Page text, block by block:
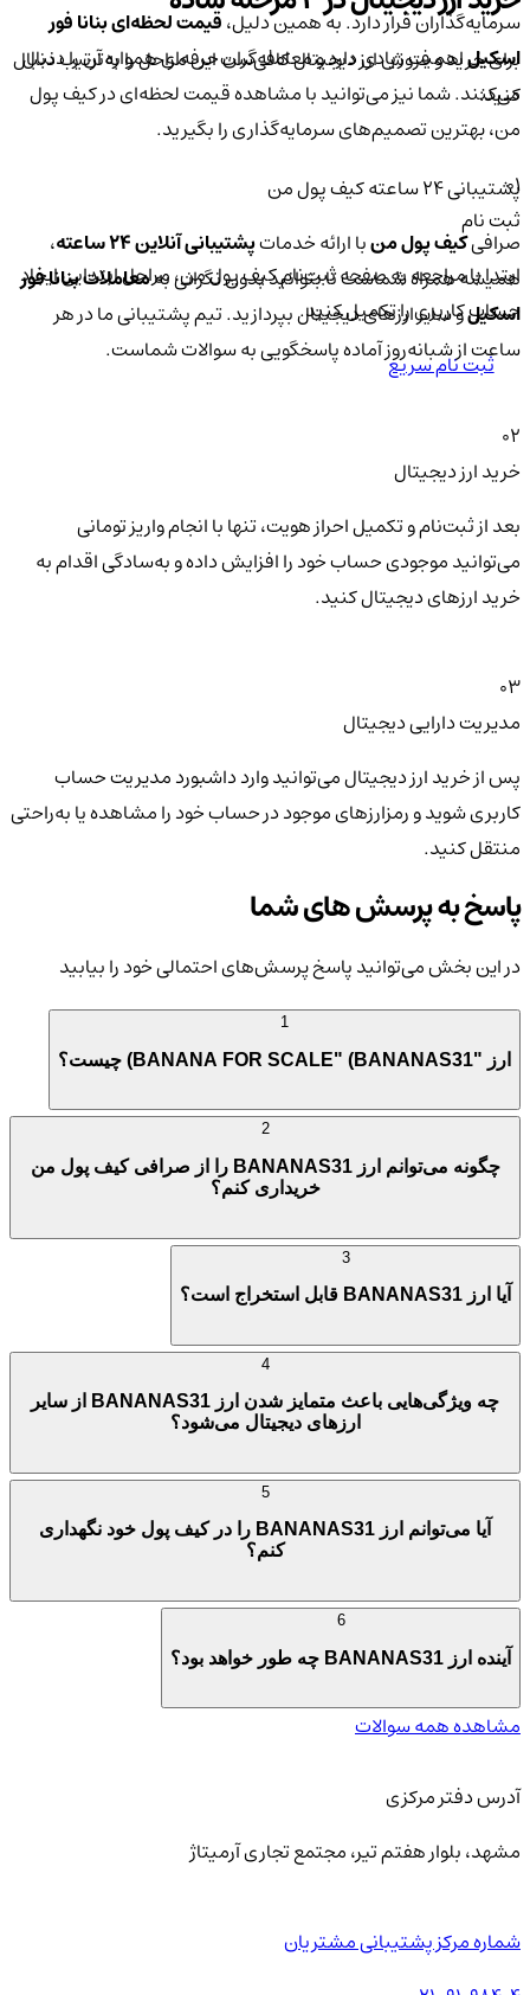
سرمایه‌گذاران قرار دارد. به همین دلیل،قیمت لحظه‌ای بنانا فور
اسکیلاهمیت زیادی دارد و معامله‌گران حرفه‌ای همواره آن را دنبال
می‌کنند. شما نیز می‌توانید با مشاهده قیمت لحظه‌ای در کیف پول
من، بهترین تصمیم‌های سرمایه‌گذاری را بگیرید.
پشتیبانی ۲۴ ساعته کیف پول من
صرافیکیف پول منبا ارائه خدماتپشتیبانی آنلاین ۲۴ ساعته
،
همیشه همراه شماست تا بتوانید بدون نگرانی بهمعاملات بنانا فور
اسکیلو سایر ارزهای دیجیتال بپردازید. تیم پشتیبانی ما در هر
ساعت از شبانه‌روز آماده پاسخگویی به سوالات شماست.
برای خرید و فروش ارز دیجیتال کافی‌ست این مراحل را به‌ترتیب دنبال
کنید:
01
ثبت نام
ابتدا با مراجعه به صفحه ثبت‌نام کیف‌ پول من، مراحل ابتدایی ایجاد
حساب کاربری را تکمیل کنید.
ثبت نام سریع
02
خرید ارز دیجیتال
بعد از ثبت‌نام و تکمیل احراز هویت، تنها با انجام واریز تومانی
می‌توانید موجودی حساب خود را افزایش داده و به‌سادگی اقدام به
خرید ارزهای دیجیتال کنید.
03
مدیریت دارایی دیجیتال
پس از خرید ارز دیجیتال می‌توانید وارد داشبورد مدیریت حساب
کاربری شوید و رمزارزهای موجود در حساب خود را مشاهده یا به‌راحتی
منتقل کنید.
پاسخ به پرسش های شما
در این بخش می‌توانید پاسخ پرسش‌های احتمالی خود را بیابید
ارز "BANANA FOR SCALE" (BANANAS31) چیست؟
چگونه می‌توانم ارز BANANAS31 را از صرافی کیف پول من
خریداری کنم؟
آیا ارز BANANAS31 قابل استخراج است؟
چه ویژگی‌هایی باعث متمایز شدن ارز BANANAS31 از سایر
ارزهای دیجیتال می‌شود؟
آیا می‌توانم ارز BANANAS31 را در کیف پول خود نگهداری
کنم؟
آینده ارز BANANAS31 چه طور خواهد بود؟
مشاهده همه سوالات
آدرس دفتر مرکزی
مشهد، بلوار هفتم تیر، مجتمع تجاری آرمیتاژ
شماره مرکز پشتیبانی مشتریان